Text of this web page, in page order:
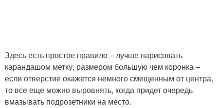
Здесь есть простое правило – лучше нарисовать
карандашом метку, размером большую чем коронка –
если отверстие окажется немного смещенным от центра,
то все еще можно выровнять, когда придет очередь
вмазывать подрозетники на место.